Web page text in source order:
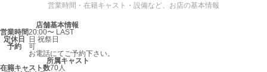
営業時間・在籍キャスト・設備など、お店の基本情報
店舗基本情報
営業時間20:00〜 LAST
定休日
日 祝祭日
予約
可
お電話にてご予約下さい。
所属キャスト
在籍キャスト数70人